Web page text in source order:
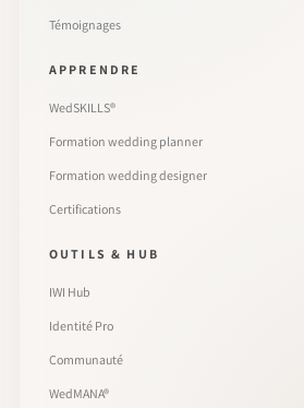
Témoignages
APPRENDRE
WedSKILLS®
Formation wedding planner
Formation wedding designer
Certifications
OUTILS & HUB
IWI Hub
Identité Pro
Communauté
WedMANA®